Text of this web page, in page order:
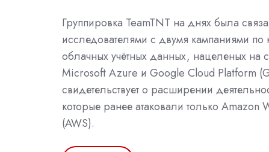
Группировка TeamTNT на днях была
исследователями с двумя кампаниями по
облачных учётных данных, нацеленых на
Microsoft Azure и Google Cloud Platform
свидетельствует о расширении
которые ранее атаковали только Amazon
(AWS).